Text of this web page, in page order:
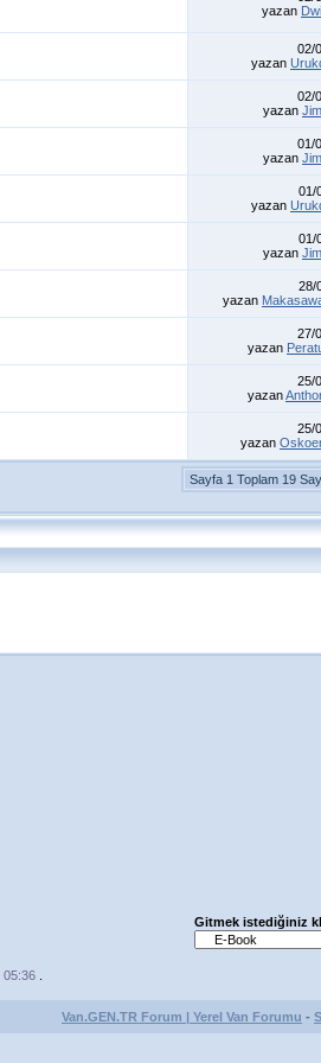
yazan
02/
yazan
02/
yazan
01/
yazan
01/
yazan
01/
yazan
28/
yazan
27/
yazan
25/
yazan
25/
yazan
Sayfa 1 Toplam 19
Gitmek istediğiniz
05:36.
Van.GEN.TR Forum | Yerel Van Forumu -